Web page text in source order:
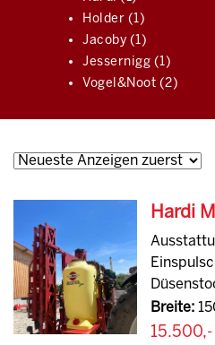
Holder (1)
Jacoby (1)
Jessernigg (1)
Vogel&Noot (2)
Hardi
Breite:
15.500,-